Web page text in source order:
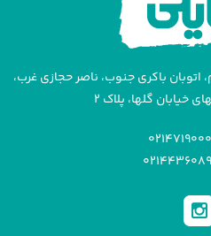
اتوبان باکری جنوب، ناصر حجازی غرب،
خیابان گلها، پلاک ۲